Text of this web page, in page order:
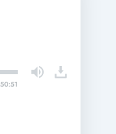
50:51